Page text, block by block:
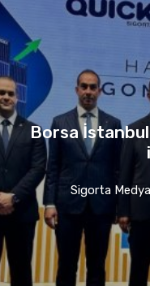
Borsa
Sigorta